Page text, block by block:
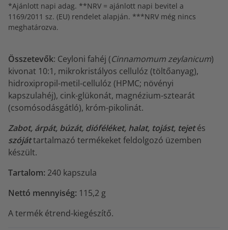
*Ajánlott napi adag. **NRV = ajánlott napi bevitel a
1169/2011 sz. (EU) rendelet alapján. ***NRV még nincs
meghatározva.
Összetevők: Ceyloni fahéj (Cinnamomum zeylanicum)
kivonat 10:1, mikrokristályos cellulóz (töltőanyag),
hidroxipropil-metil-cellulóz (HPMC; növényi
kapszulahéj), cink-glükonát, magnézium-sztearát
(csomósodásgátló), króm-pikolinát.
Zabot, árpát, búzát, dióféléket, halat, tojást, tejetés
szójáttartalmazó termékeket feldolgozó üzemben
készült.
Tartalom: 240 kapszula
Nettó mennyiség: 115,2 g
A termék étrend-kiegészítő.